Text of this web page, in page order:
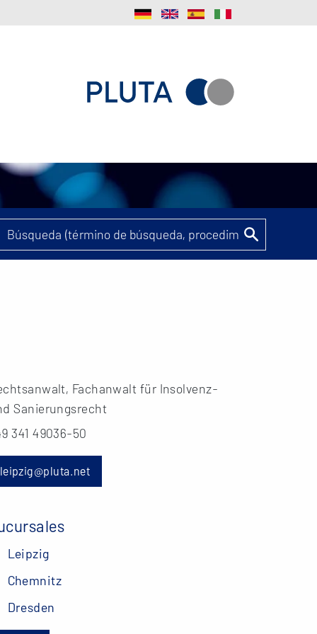
Fachanwalt für Insolvenz-
Sanierungsrecht
341 49036-50
leipzig@pluta.net
Leipzig
Chemnitz
Dresden